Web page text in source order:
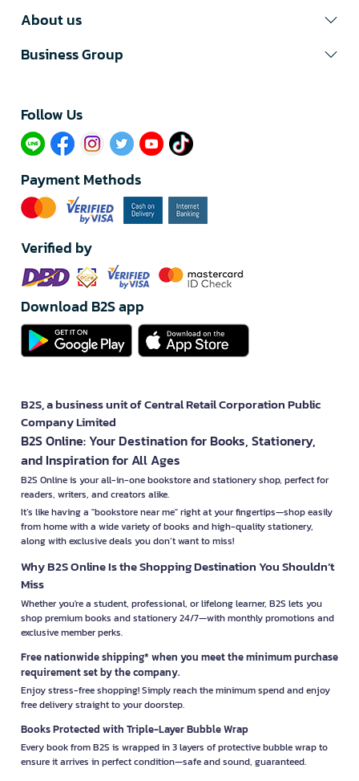
About us
Business Group
Follow Us​
Payment Methods
Verified by
Download B2S app
B2S, a business unit of Central Retail Corporation Public
Company Limited
B2S Online: Your Destination for Books, Stationery,
and Inspiration for All Ages
B2S Online is your all-in-one bookstore and stationery shop, perfect for
readers, writers, and creators alike.
It’s like having a "bookstore near me" right at your fingertips—shop easily
from home with a wide variety of books and high-quality stationery,
along with exclusive deals you don’t want to miss!
Why B2S Online Is the Shopping Destination You Shouldn’t
Miss
Whether you're a student, professional, or lifelong learner, B2S lets you
shop premium books and stationery 24/7—with monthly promotions and
exclusive member perks.
Free nationwide shipping* when you meet the minimum purchase
requirement set by the company.
Enjoy stress-free shopping! Simply reach the minimum spend and enjoy
free delivery straight to your doorstep.
Books Protected with Triple-Layer Bubble Wrap
Every book from B2S is wrapped in 3 layers of protective bubble wrap to
ensure it arrives in perfect condition—safe and sound, guaranteed.